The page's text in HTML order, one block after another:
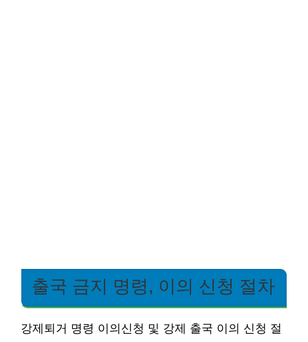
출국 금지 명령, 이의 신청 절차
강제퇴거 명령 이의신청 및 강제 출국 이의 신청 절